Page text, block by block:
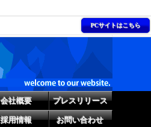
PCサイトはこちら
会社概要 プレスリリース
採用情報 お問い合わせ